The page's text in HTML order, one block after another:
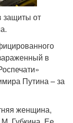
защиты от
в
Путина – за
женщина,